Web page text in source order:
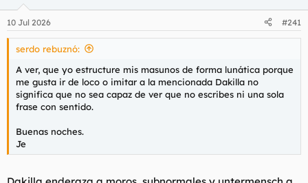
e
s
10 Jul 2026 #241
serdo rebuznó:
A ver, que yo estructure mis masunos de forma lunática porque
me gusta ir de loco o imitar a la mencionada Dakilla no
significa que no sea capaz de ver que no escribes ni una sola
frase con sentido.
Buenas noches.
Je